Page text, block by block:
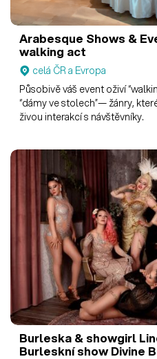
Arabesque Shows &
walking act
celá ČR a Evropa
Působivě váš event oživí
“dámy ve stolech”— žánry,
živou interakcí s návštěvníky.
Burleska & showgirl
Burleskní show Divine